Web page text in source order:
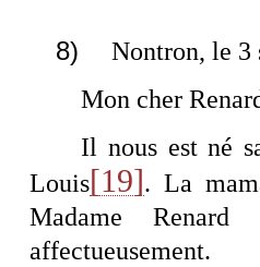
8)
Nontron, le 3
Mon cher
Il nous est né
Louis[19]. La
Madame
affectueusement.